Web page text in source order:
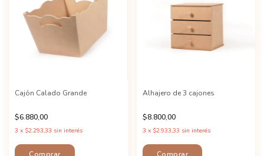
Cajón Calado Grande
$6.880,00
3 x $2.293,33 sin interés
Alhajero de 3 cajones
$8.800,00
3 x $2.933,33 sin interés